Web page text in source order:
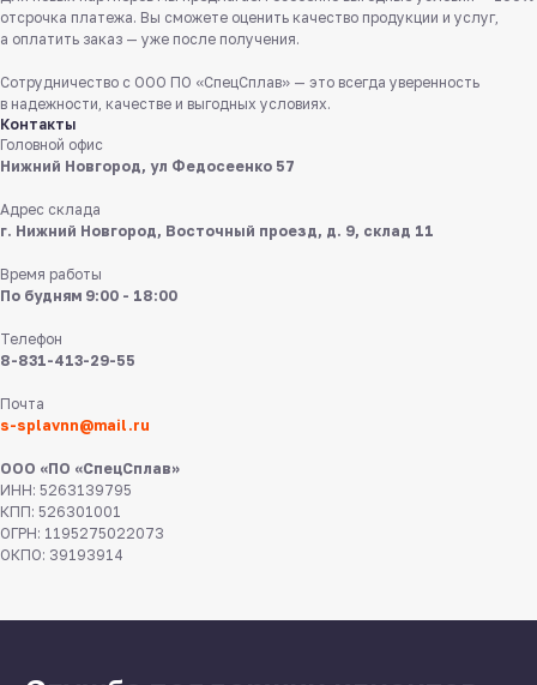
отсрочка платежа. Вы сможете оценить качество продукции и услуг,
а оплатить заказ — уже после получения.
Сотрудничество с ООО ПО «СпецСплав» — это всегда уверенность
в надежности, качестве и выгодных условиях.
Контакты
Головной офис
Нижний Новгород, ул Федосеенко 57
Адрес склада
г. Нижний Новгород, Восточный проезд, д. 9, склад 11
Время работы
По будням 9:00 - 18:00
Телефон
8-831-413-29-55
Почта
s-splavnn@mail.ru
ООО «ПО «СпецСплав»
ИНН: 5263139795
КПП: 526301001
ОГРН: 1195275022073
ОКПО: 39193914
Заказать звонок
Пишите нам
в мессенджерах
8 831 413 29 55
Бесплатно по России
Нижний Новгород,
s-splavnn@mail.ru
8 831 413 29 55
Калькуляторы